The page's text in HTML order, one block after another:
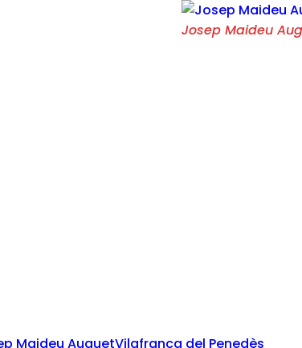
Josep Maideu
Maideu AuguetVilafranca del Penedès